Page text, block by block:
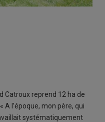
Catroux reprend 12 ha de
l’époque, mon père, qui
systématiquement